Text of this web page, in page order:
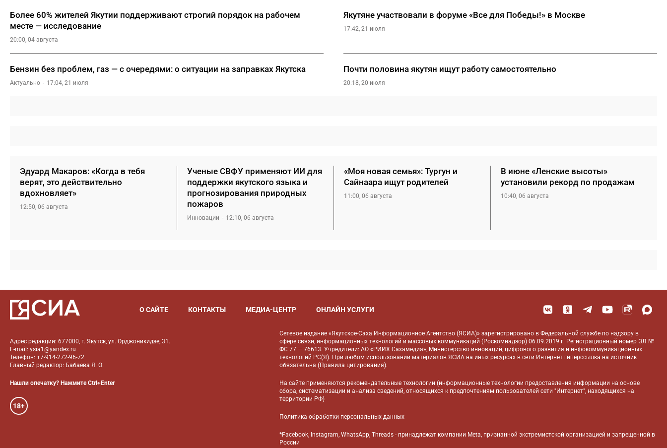
Более 60% жителей Якутии поддерживают строгий порядок на рабочем
месте — исследование
20:00, 04 августа
Якутяне участвовали в форуме «Все для Победы!» в Москве
17:42, 21 июля
Бензин без проблем, газ — с очередями: о ситуации на заправках Якутска
Актуально 17:04, 21 июля
Почти половина якутян ищут работу самостоятельно
20:18, 20 июля
Эдуард Макаров: «Когда в тебя
верят, это действительно
вдохновляет»
12:50, 06 августа
Ученые СВФУ применяют ИИ для
поддержки якутского языка и
прогнозирования природных
пожаров
Инновации 12:10, 06 августа
«Моя новая семья»: Тургун и
Сайнаара ищут родителей
11:00, 06 августа
В июне «Ленские высоты»
установили рекорд по продажам
10:40, 06 августа
О САЙТЕ КОНТАКТЫ МЕДИА-ЦЕНТР ОНЛАЙН УСЛУГИ
Адрес редакции: 677000, г. Якутск, ул. Орджоникидзе, 31.
E-mail: ysia1@yandex.ru
Телефон: +7-914-272-96-72
Главный редактор: Бабаева Я. О.
Нашли опечатку? Нажмите Ctrl+Enter
18+
Сетевое издание «Якутское-Саха Информационное Агентство (ЯСИА)» зарегистрировано в Федеральной службе по надзору в
сфере связи, информационных технологий и массовых коммуникаций (Роскомнадзор) 06.09.2019 г. Регистрационный номер ЭЛ №
ФС 77 — 76613. Учредители: АО «РИИХ Сахамедиа», Министерство инноваций, цифрового развития и инфокоммуникационных
технологий РС(Я). При любом использовании материалов ЯСИА на иных ресурсах в сети Интернет гиперссылка на источник
обязательна (Правила цитирования).
На сайте применяютсярекомендательные технологии (информационные технологии предоставления информации на основе
сбора, систематизации и анализа сведений, относящихся к предпочтениям пользователей сети "Интернет", находящихся на
территории РФ)
Политика обработки персональных данных
*Facebook, Instagram, WhatsApp, Threads - принадлежат компании Meta, признанной экстремистской организацией и запрещенной в
России